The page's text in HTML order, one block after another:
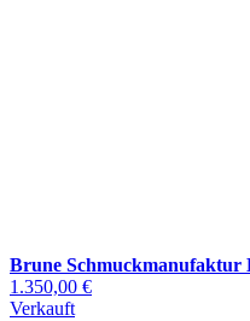
Brune Schmuckmanufaktur
1.350,00 €
Verkauft